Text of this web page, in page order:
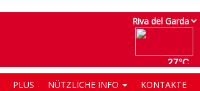
PLUS NÜTZLICHE INFO KONTAKTE